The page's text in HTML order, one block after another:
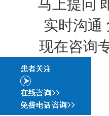
马上提问
实时沟通
现在咨询